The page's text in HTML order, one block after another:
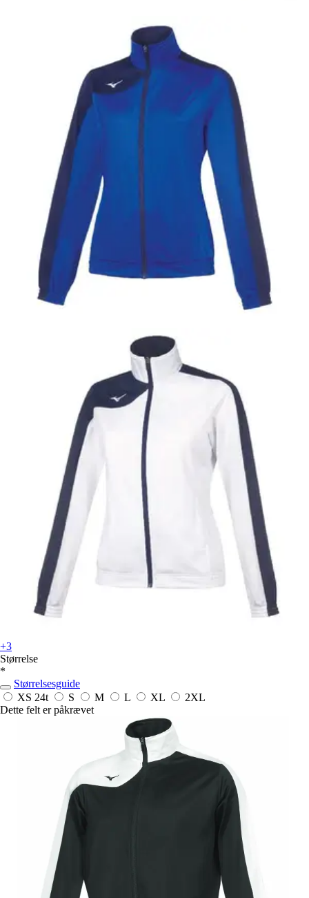
+3
Størrelse
*
Størrelsesguide
XS 24t S M L XL
2XL
Dette felt er påkrævet